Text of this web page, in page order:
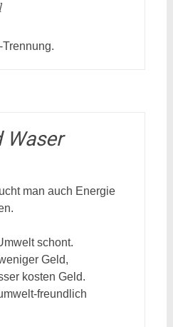
Waser
man auch Energie
schont.
Geld,
kosten Geld.
freundlich